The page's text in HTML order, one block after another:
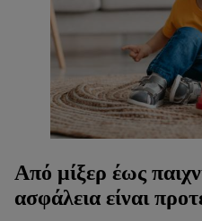
Από μίξερ έως
ασφάλεια είναι